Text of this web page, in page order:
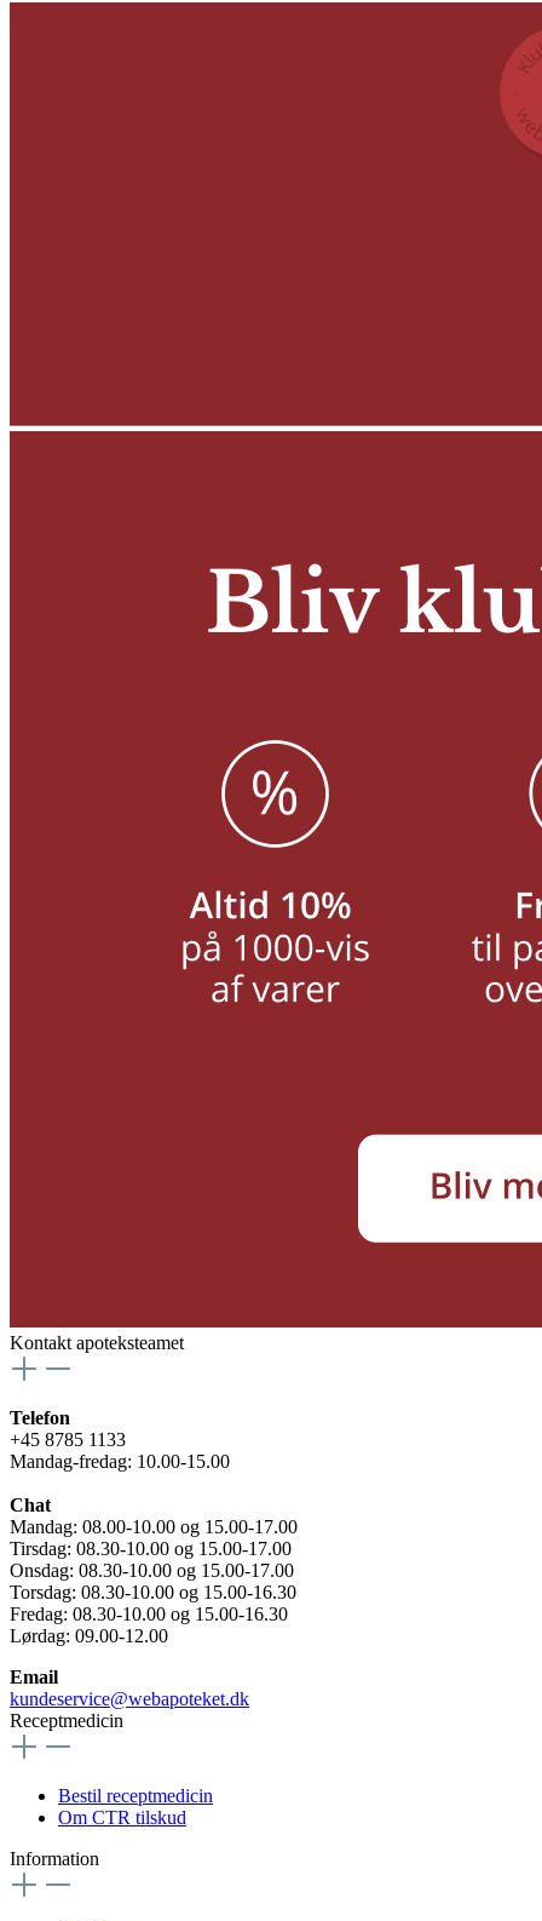
Kontakt apoteksteamet
Telefon
+45 8785 1133
Mandag-fredag: 10.00-15.00
Chat
Mandag: 08.00-10.00 og 15.00-17.00
Tirsdag: 08.30-10.00 og 15.00-17.00
Onsdag: 08.30-10.00 og 15.00-17.00
Torsdag: 08.30-10.00 og 15.00-16.30
Fredag: 08.30-10.00 og 15.00-16.30
Lørdag: 09.00-12.00
Email
kundeservice@webapoteket.dk
Receptmedicin
Bestil receptmedicin
Om CTR tilskud
Information